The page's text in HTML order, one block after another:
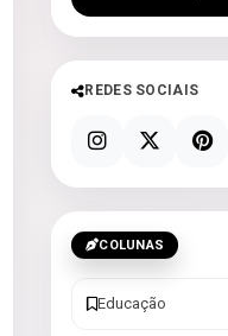
REDES SOCIAIS
COLUNAS
Educação